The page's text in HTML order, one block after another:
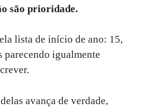
são prioridade.
lista de início de ano: 15,
parecendo igualmente
avança de verdade,